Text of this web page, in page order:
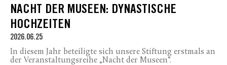
NACHT DER MUSEEN: DYNASTISCHE
HOCHZEITEN
2026.06.25
In diesem Jahr beteiligte sich unsere Stiftung erstmals an
der Veranstaltungsreihe „Nacht der Museen“.